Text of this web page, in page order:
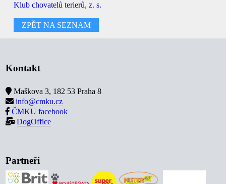
Klub chovatelů terierů, z. s.
ZPĚT NA SEZNAM
Kontakt
Maškova 3, 182 53 Praha 8
info@cmku.cz
ČMKU facebook
DogOffice
Partneři